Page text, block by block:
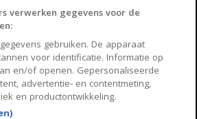
is onderdeel van Property Portals
verwerken gegevens voor de
gebruiken. De apparaat
voor identificatie. Informatie op
en/of openen. Gepersonaliseerde
advertentie- en contentmeting,
en productontwikkeling.